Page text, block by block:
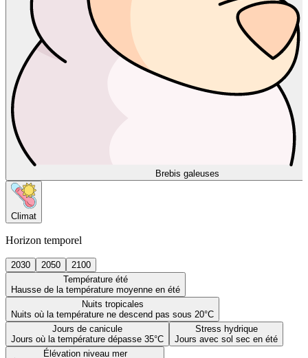
Brebis galeuses
Climat
Horizon temporel
2030 2050
2100
Température été
Hausse de la température moyenne en été
Nuits tropicales
Nuits où la température ne descend pas sous 20°C
Jours de canicule
Jours où la température dépasse 35°C
Stress hydrique
Jours avec sol sec en été
Élévation niveau mer